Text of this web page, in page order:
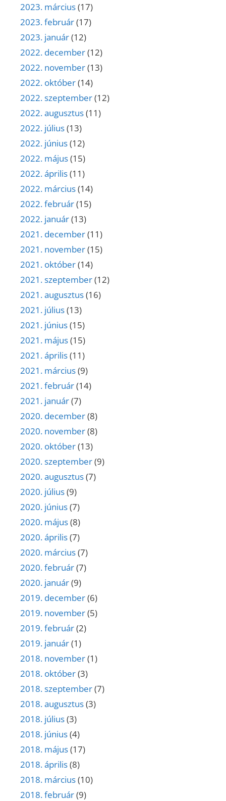
2023. március(17)
2023. február(17)
2023. január(12)
2022. december(12)
2022. november(13)
2022. október(14)
2022. szeptember(12)
2022. augusztus(11)
2022. július(13)
2022. június(12)
2022. május(15)
2022. április(11)
2022. március(14)
2022. február(15)
2022. január(13)
2021. december(11)
2021. november(15)
2021. október(14)
2021. szeptember(12)
2021. augusztus(16)
2021. július(13)
2021. június(15)
2021. május(15)
2021. április(11)
2021. március(9)
2021. február(14)
2021. január(7)
2020. december(8)
2020. november(8)
2020. október(13)
2020. szeptember(9)
2020. augusztus(7)
2020. július(9)
2020. június(7)
2020. május(8)
2020. április(7)
2020. március(7)
2020. február(7)
2020. január(9)
2019. december(6)
2019. november(5)
2019. február(2)
2019. január(1)
2018. november(1)
2018. október(3)
2018. szeptember(7)
2018. augusztus(3)
2018. július(3)
2018. június(4)
2018. május(17)
2018. április(8)
2018. március(10)
2018. február(9)